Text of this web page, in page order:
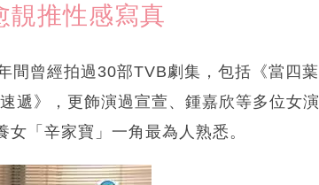
靚推性感寫真
間曾經拍過30部TVB劇集，包括《當四葉
遞》，更飾演過宣萱、鍾嘉欣等多位女演
「辛家寶」一角最為人熟悉。